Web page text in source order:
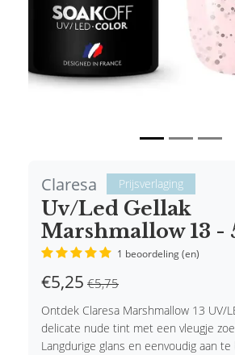
Claresa Prijsverlaging
Uv/Led Gellak
Marshmallow 13 -
1 beoordeling (en)
€5,25 €5,75
Ontdek Claresa Marshmallow 13 UV/
delicate nude tint met een vleugje
Langdurige glans en eenvoudig aan